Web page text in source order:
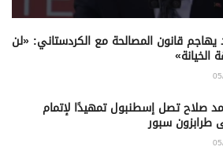
يهاجم قانون المصالحة مع الكردستاني: «لن
الخيانة»
صلاح تصل إسطنبول تمهيدًا لإتمام
طرابزون سبور